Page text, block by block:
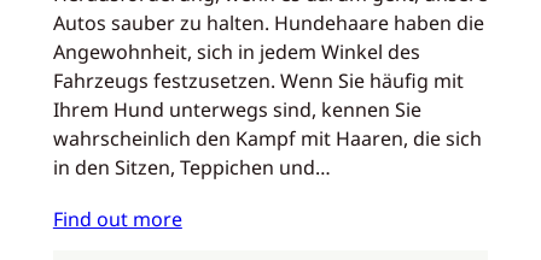
Autos sauber zu halten. Hundehaare haben die
Angewohnheit, sich in jedem Winkel des
Fahrzeugs festzusetzen. Wenn Sie häufig mit
Ihrem Hund unterwegs sind, kennen Sie
wahrscheinlich den Kampf mit Haaren, die sich
in den Sitzen, Teppichen und…
Find out more